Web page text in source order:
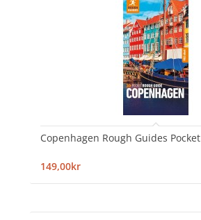
Copenhagen Rough Guides Pocket
149,00kr